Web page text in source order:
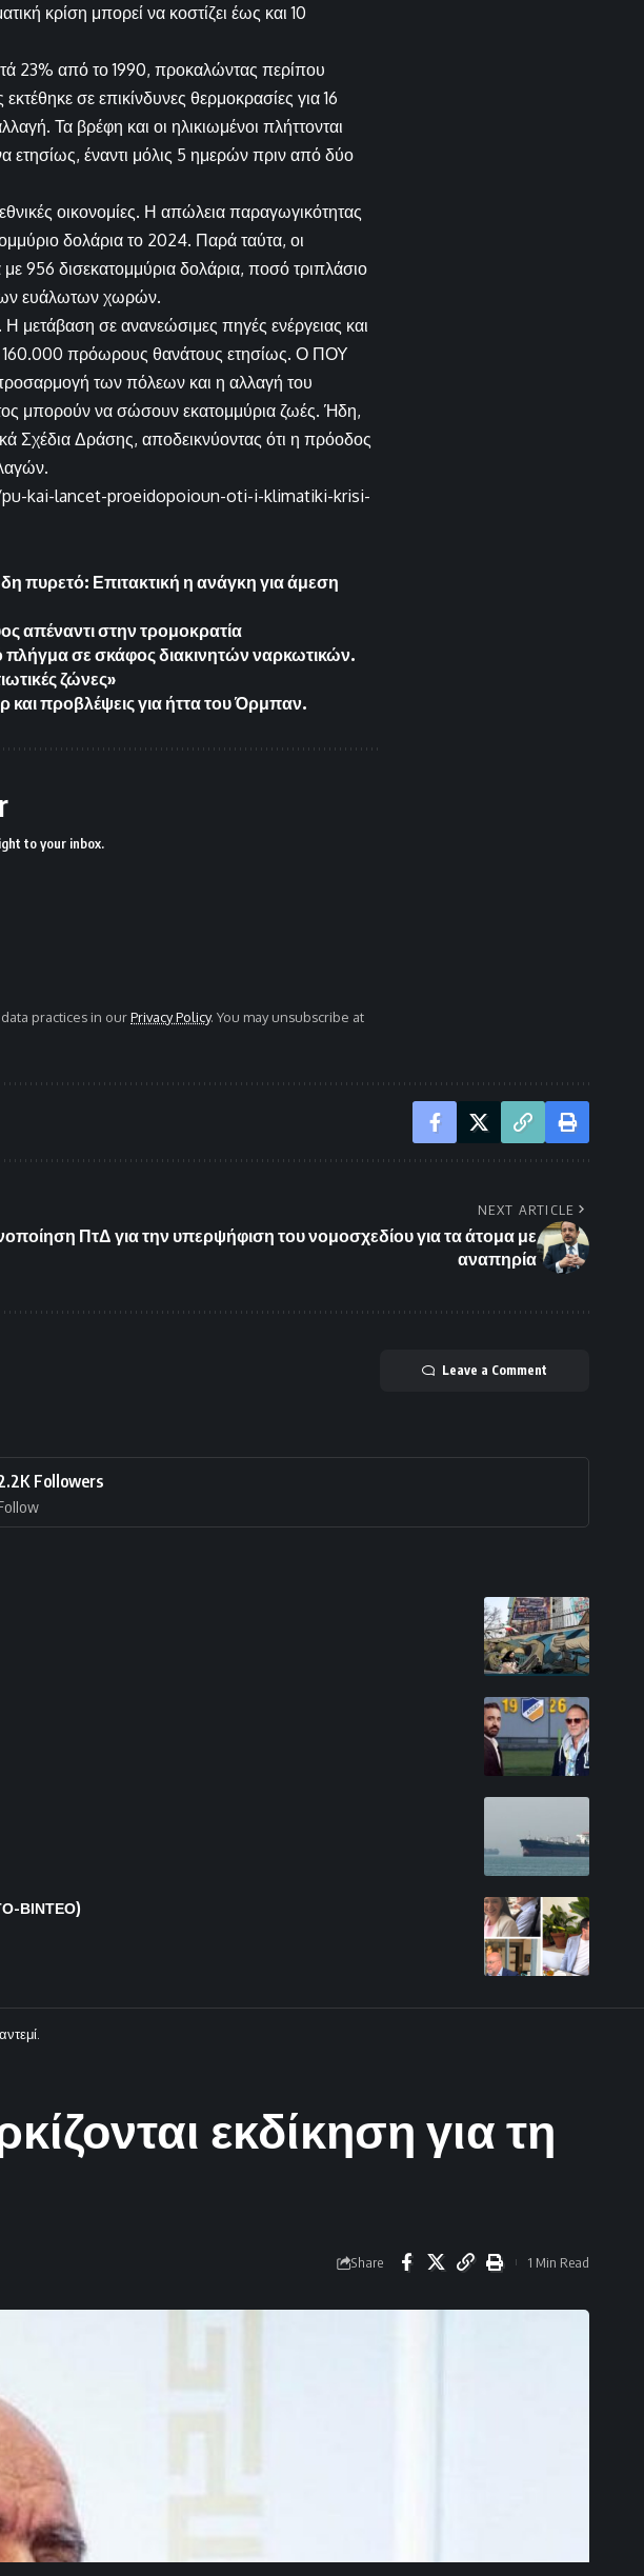
κρίση μπορεί να κοστίζει έως και 10
23% από το 1990, προκαλώντας περίπου
σε επικίνδυνες θερμοκρασίες για 16
Τα βρέφη και οι ηλικιωμένοι πλήττονται
ετησίως, έναντι μόλις 5 ημερών πριν από δύο
οικονομίες. Η απώλεια παραγωγικότητας
δολάρια το 2024. Παρά ταύτα, οι
956 δισεκατομμύρια δολάρια, ποσό τριπλάσιο
ευάλωτων χωρών.
μετάβαση σε ανανεώσιμες πηγές ενέργειας και
160.000 πρόωρους θανάτους ετησίως. Ο ΠΟΥ
προσαρμογή των πόλεων και η αλλαγή του
μπορούν να σώσουν εκατομμύρια ζωές. Ήδη,
Σχέδια Δράσης, αποδεικνύοντας ότι η πρόοδος
kai-lancet-proeidopoioun-oti-i-klimatiki-krisi-
πυρετό: Επιτακτική η ανάγκη για άμεση
απέναντι στην τρομοκρατία
πλήγμα σε σκάφος διακινητών ναρκωτικών.
ζώνες»
προβλέψεις για ήττα του Όρμπαν.
to your inbox.
practices in ourPrivacy Policy. You may unsubscribe at
NEXT ARTICLE
ΠτΔ για την υπερψήφιση του νομοσχεδίου για τα άτομα με
αναπηρία
Leave a Comment
Followers
ΒΙΝΤΕΟ)
εκδίκηση για τη
Share 1 Min Read